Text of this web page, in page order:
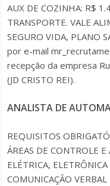
AUX DE COZINHA: R$
TRANSPORTE. VALE
SEGURO VIDA, PLANO
por e-mail
recepção da empresa
(JD CRISTO REI).
ANALISTA DE
REQUISITOS
ÁREAS DE CONTROLE
ELÉTRICA,
COMUNICAÇÃO